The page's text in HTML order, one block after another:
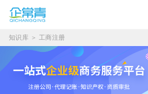
知识库 ＞ 工商注册